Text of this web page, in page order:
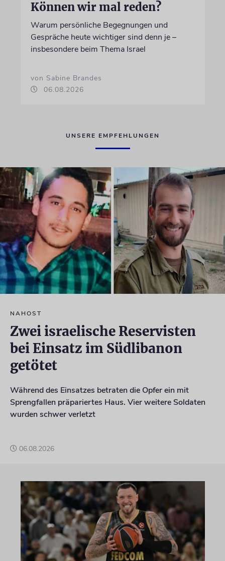
Können wir mal reden?
Warum persönliche Begegnungen und
Gespräche heute wichtiger sind denn je –
insbesondere beim Thema Israel
von Sabine Brandes
06.08.2026
UNSERE EMPFEHLUNGEN
NAHOST
Zwei israelische Reservisten
bei Einsatz im Südlibanon
getötet
Während des Einsatzes betraten die Opfer ein mit
Sprengfallen präpariertes Haus. Vier weitere Soldaten
wurden schwer verletzt
06.08.2026